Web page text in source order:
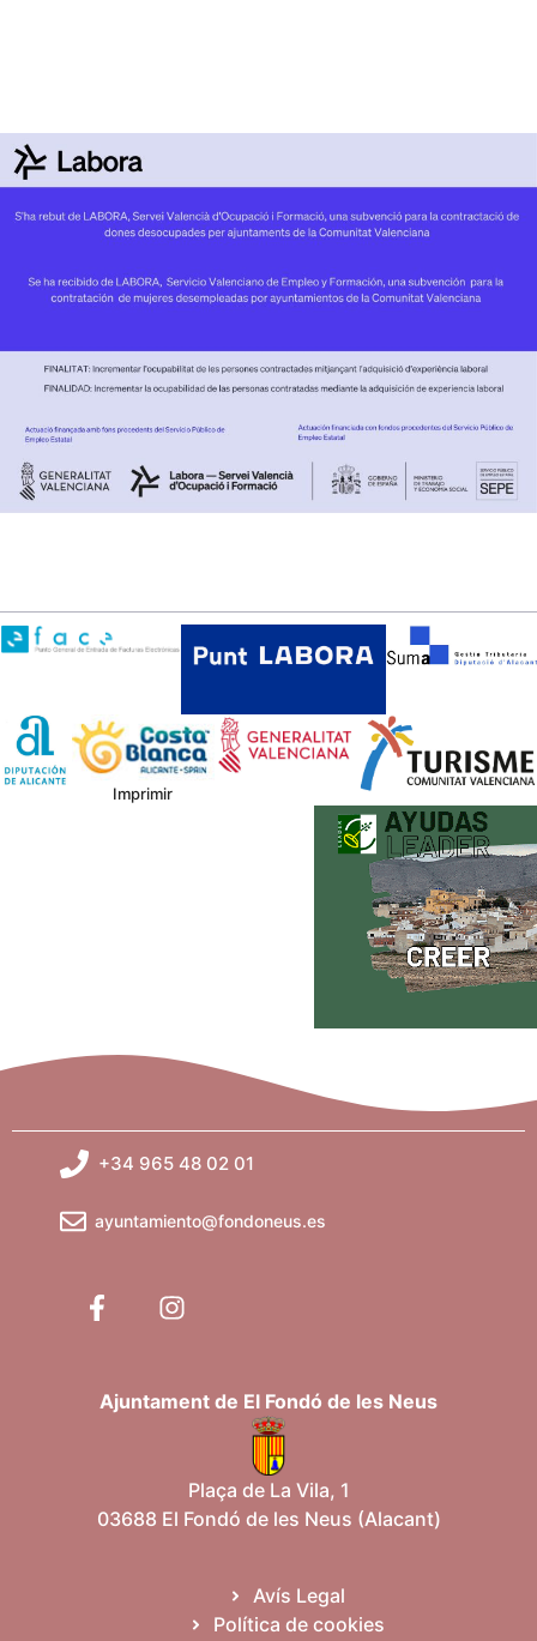
Imprimir
+34 965 48 02 01
ayuntamiento@fondoneus.es
Ajuntament de El Fondó de les Neus
Plaça de La Vila, 1
03688 El Fondó de les Neus (Alacant)
Avís Legal
Política de cookies